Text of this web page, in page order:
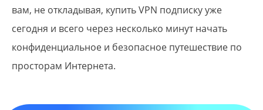
вам, не откладывая, купить VPN подписку уже
сегодня и всего через несколько минут начать
конфиденциальное и безопасное путешествие по
просторам Интернета.